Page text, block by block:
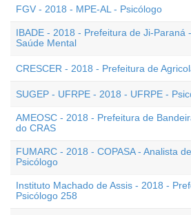
FGV - 2018 - MPE-AL - Psicólogo
IBADE - 2018 - Prefeitura de Ji-Paraná
Saúde Mental
CRESCER - 2018 - Prefeitura de
SUGEP - UFRPE - 2018 - UFRPE -
AMEOSC - 2018 - Prefeitura de
do CRAS
FUMARC - 2018 - COPASA - Analista
Psicólogo
Instituto Machado de Assis - 2018 -
Psicólogo 258